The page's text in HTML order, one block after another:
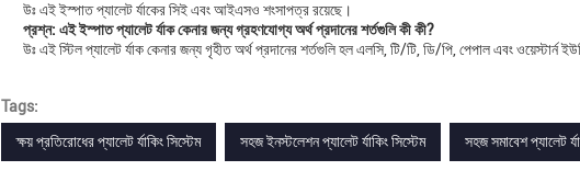
উঃ এই ইস্পাত প্যালেট র্যাকের সিই এবং আইএসও শংসাপত্র রয়েছে।
প্রশ্ন: এই ইস্পাত প্যালেট র্যাক কেনার জন্য গ্রহণযোগ্য অর্থ প্রদানের শর্তগুলি কী কী?
উঃ এই স্টিল প্যালেট র্যাক কেনার জন্য গৃহীত অর্থ প্রদানের শর্তগুলি হল এলসি, টি/টি, ডি/পি, পেপাল এবং ওয়েস্টার্ন
Tags:
ক্ষয় প্রতিরোধের প্যালেট র্যাকিং সিস্টেম
সহজ ইনস্টলেশন প্যালেট র্যাকিং সিস্টেম সহজ সমাবেশ প্যালেট